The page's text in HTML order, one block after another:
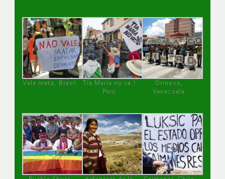
Vale mata, Brasil
Tía María no va !
Perú
Orinoco,
Venezuela